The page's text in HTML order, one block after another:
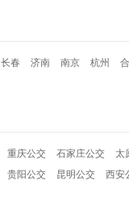
长春 济南 南京 杭州
重庆公交 石家庄公交 太
贵阳公交 昆明公交 西安